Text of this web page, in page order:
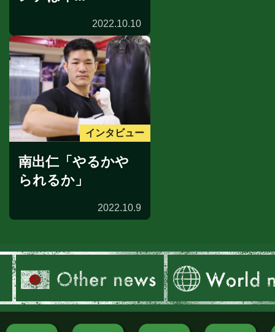
2022.10.10
インタビュー
南出仁「やるかや
られるか」
2022.10.9